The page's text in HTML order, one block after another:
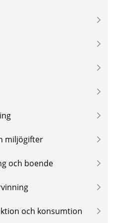
miljögifter
och boende
och konsumtion